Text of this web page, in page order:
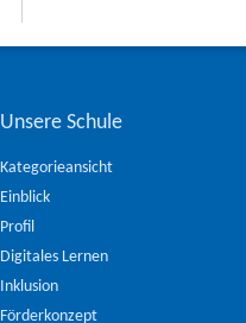
Unsere Schule
Kategorieansicht
Einblick
Profil
Digitales Lernen
Inklusion
Förderkonzept